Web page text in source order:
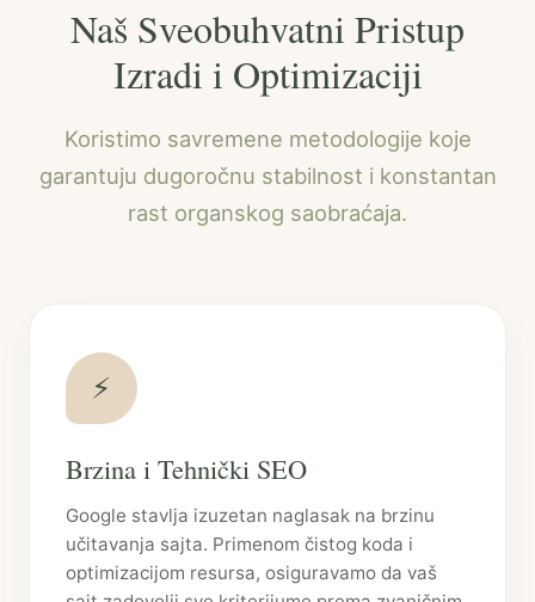
Naš Sveobuhvatni Pristup
Izradi i Optimizaciji
Koristimo savremene metodologije koje
garantuju dugoročnu stabilnost i konstantan
rast organskog saobraćaja.
⚡
Brzina i Tehnički SEO
Google stavlja izuzetan naglasak na brzinu
učitavanja sajta. Primenom čistog koda i
optimizacijom resursa, osiguravamo da vaš